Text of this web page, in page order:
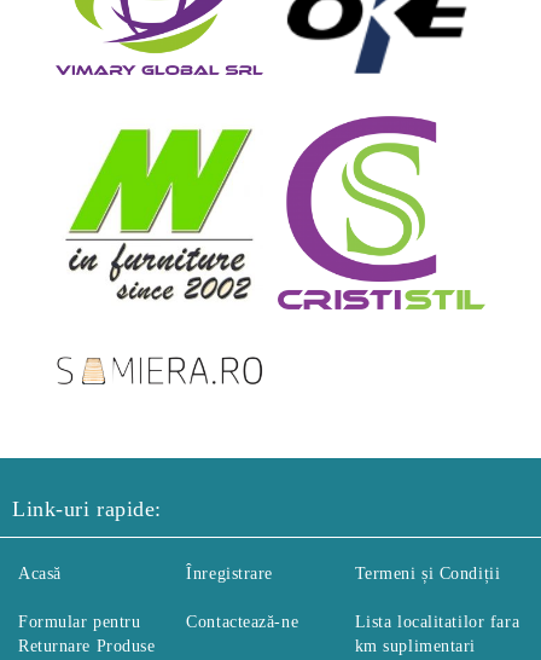
Link-uri rapide:
Acasă
Formular pentru
Returnare Produse
Înregistrare
Contactează-ne
Termeni și Condiții
Lista localitatilor fara
km suplimentari